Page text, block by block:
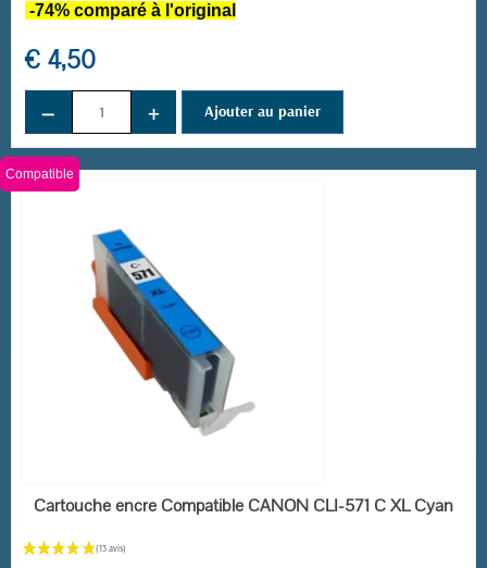
-74% comparé à l'original
€ 4,50
− + Ajouter au panier
EN STOCK
Compatible
Cartouche encre Compatible CANON CLI-571 C XL Cyan